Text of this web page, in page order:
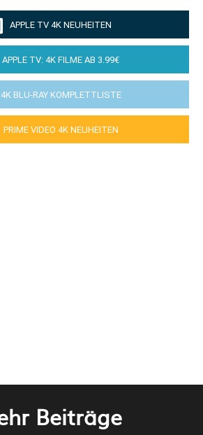
APPLE TV 4K NEUHEITEN
APPLE TV: 4K FILME AB 3.99€
4K BLU-RAY KOMPLETTLISTE
PRIME VIDEO 4K NEUHEITEN
Beiträge